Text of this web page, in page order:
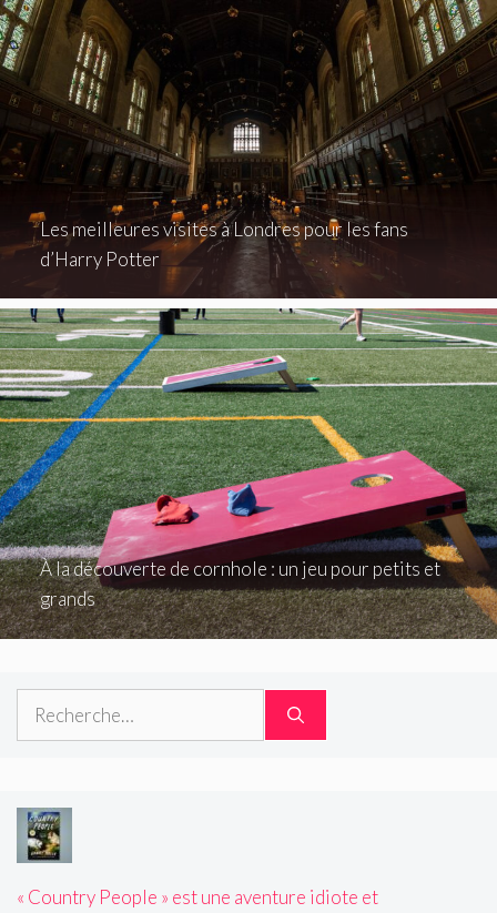
Les meilleures visites à Londres pour les fans
d’Harry Potter
À la découverte de cornhole : un jeu pour petits et
grands
Rechercher :
« Country People » est une aventure idiote et